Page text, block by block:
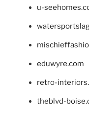
u-
eduwyre.com
retro-
theblvd-